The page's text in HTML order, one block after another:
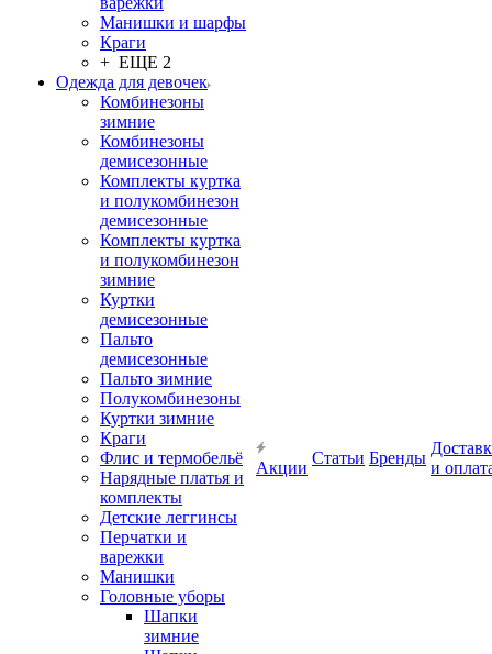
Манишки и шарфы
Краги
+ ЕЩЕ 2
Одежда для девочек
Комбинезоны
зимние
Комбинезоны
демисезонные
Комплекты куртка
и полукомбинезон
демисезонные
Комплекты куртка
и полукомбинезон
зимние
Куртки
демисезонные
Пальто
демисезонные
Пальто зимние
Полукомбинезоны
Куртки зимние
Краги
Флис и термобельё
Нарядные платья и
комплекты
Детские леггинсы
Перчатки и
варежки
Манишки
Головные уборы
Шапки
зимние
Акции
Статьи Бренды
и